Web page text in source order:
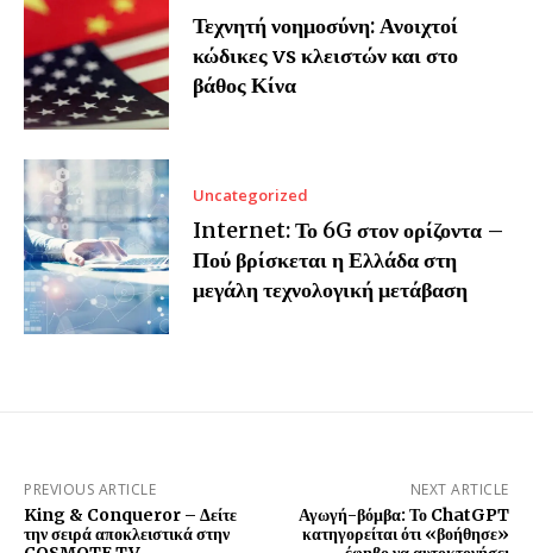
Τεχνητή νοημοσύνη: Ανοιχτοί
κώδικες vs κλειστών και στο
βάθος Κίνα
Uncategorized
Internet: Το 6G στον ορίζοντα –
Πού βρίσκεται η Ελλάδα στη
μεγάλη τεχνολογική μετάβαση
PREVIOUS ARTICLE
King & Conqueror – Δείτε
την σειρά αποκλειστικά στην
NEXT ARTICLE
Αγωγή-βόμβα: Το ChatGPT
κατηγορείται ότι «βοήθησε»